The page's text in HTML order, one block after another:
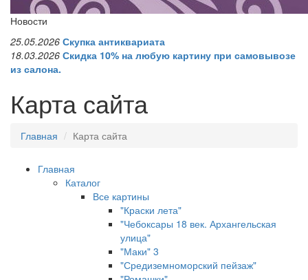
Новости
25.05.2026 Скупка антиквариата
18.03.2026 Скидка 10% на любую картину при самовывозе
из салона.
Карта сайта
Главная Карта сайта
Главная
Каталог
Все картины
"Краски лета"
"Чебоксары 18 век. Архангельская
улица"
"Маки" 3
"Средиземноморский пейзаж"